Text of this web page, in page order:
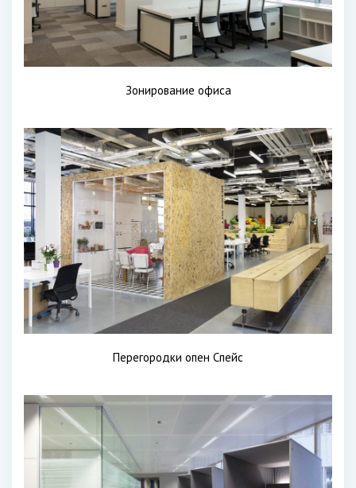
Зонирование офиса
Перегородки опен Спейс